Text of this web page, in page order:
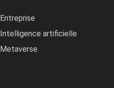
Entreprise
Intelligence artificielle
Metaverse